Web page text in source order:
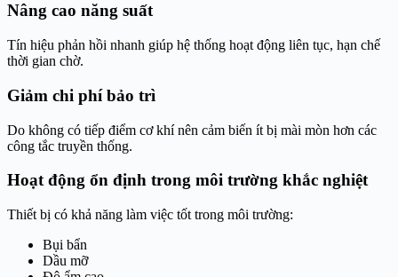
Nâng cao năng suất
Tín hiệu phản hồi nhanh giúp hệ thống hoạt động liên tục, hạn chế
thời gian chờ.
Giảm chi phí bảo trì
Do không có tiếp điểm cơ khí nên cảm biến ít bị mài mòn hơn các
công tắc truyền thống.
Hoạt động ổn định trong môi trường khắc nghiệt
Thiết bị có khả năng làm việc tốt trong môi trường:
Bụi bẩn
Dầu mỡ